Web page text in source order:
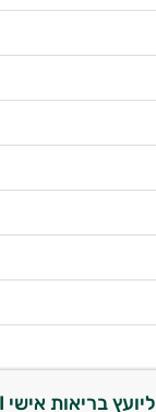
ליועץ בריאות אישי AI